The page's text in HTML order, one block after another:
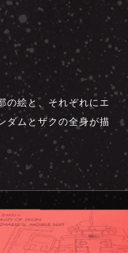
の絵と、それぞれにエ
ダムとザクの全身が描